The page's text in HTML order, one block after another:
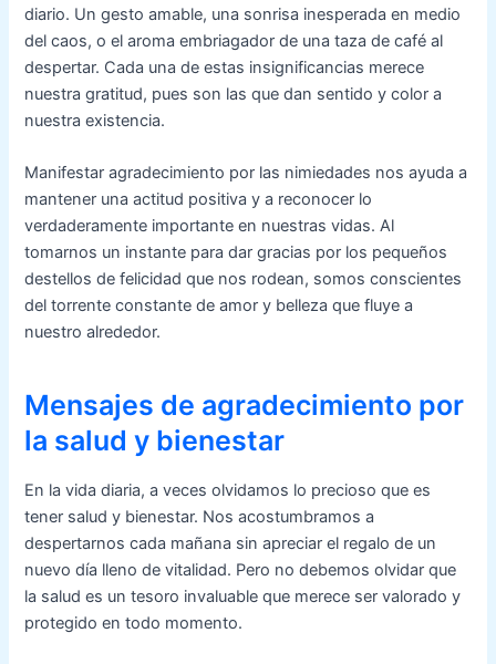
diario. Un gesto amable, una sonrisa inesperada en medio
del caos, o el aroma embriagador de una taza de café al
despertar. Cada una de estas insignificancias merece
nuestra gratitud, pues son las que dan sentido y color a
nuestra existencia.
Manifestar agradecimiento por las nimiedades nos ayuda a
mantener una actitud positiva y a reconocer lo
verdaderamente importante en nuestras vidas. Al
tomarnos un instante para dar gracias por los pequeños
destellos de felicidad que nos rodean, somos conscientes
del torrente constante de amor y belleza que fluye a
nuestro alrededor.
Mensajes de agradecimiento por
la salud y bienestar
En la vida diaria, a veces olvidamos lo precioso que es
tener salud y bienestar. Nos acostumbramos a
despertarnos cada mañana sin apreciar el regalo de un
nuevo día lleno de vitalidad. Pero no debemos olvidar que
la salud es un tesoro invaluable que merece ser valorado y
protegido en todo momento.